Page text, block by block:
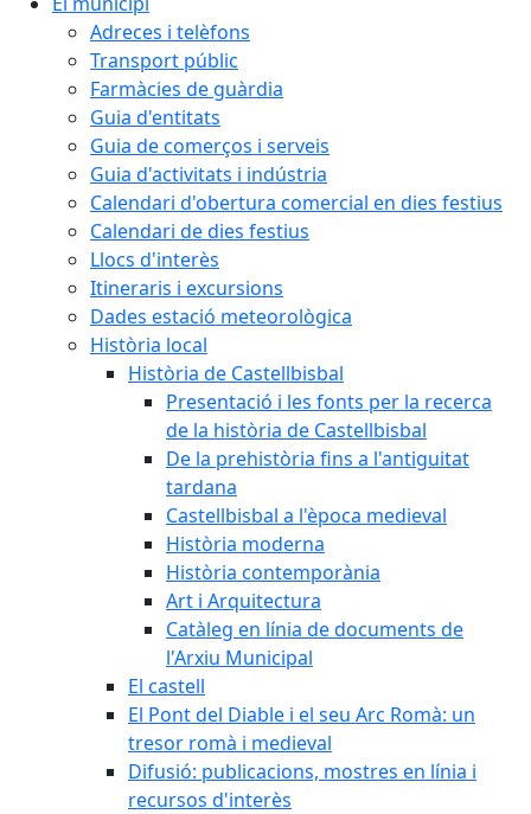
Adreces i telèfons
Transport públic
Farmàcies de guàrdia
Guia d'entitats
Guia de comerços i serveis
Guia d'activitats i indústria
Calendari d'obertura comercial en dies festius
Calendari de dies festius
Llocs d'interès
Itineraris i excursions
Dades estació meteorològica
Història local
Història de Castellbisbal
Presentació i les fonts per la recerca
de la història de Castellbisbal
De la prehistòria fins a l'antiguitat
tardana
Castellbisbal a l'època medieval
Història moderna
Història contemporània
Art i Arquitectura
Catàleg en línia de documents de
l'Arxiu Municipal
El castell
El Pont del Diable i el seu Arc Romà: un
tresor romà i medieval
Difusió: publicacions, mostres en línia i
recursos d'interès